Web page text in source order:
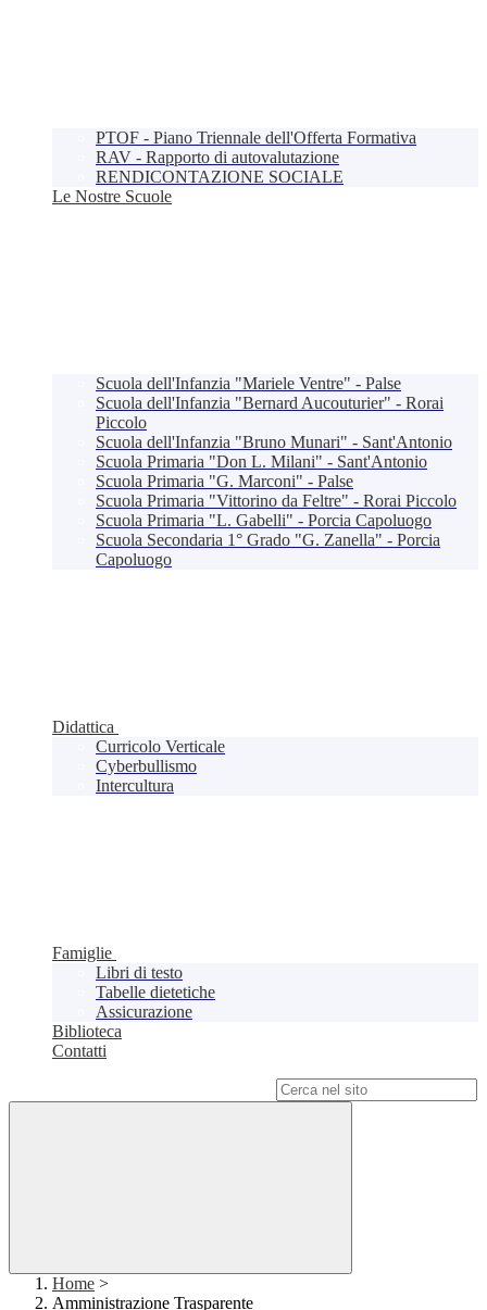
PTOF - Piano Triennale dell'Offerta Formativa
RAV - Rapporto di autovalutazione
RENDICONTAZIONE SOCIALE
Le Nostre Scuole
Scuola dell'Infanzia "Mariele Ventre" - Palse
Scuola dell'Infanzia "Bernard Aucouturier" - Rorai
Piccolo
Scuola dell'Infanzia "Bruno Munari" - Sant'Antonio
Scuola Primaria "Don L. Milani" - Sant'Antonio
Scuola Primaria "G. Marconi" - Palse
Scuola Primaria "Vittorino da Feltre" - Rorai Piccolo
Scuola Primaria "L. Gabelli" - Porcia Capoluogo
Scuola Secondaria 1° Grado "G. Zanella" - Porcia
Capoluogo
Didattica
Curricolo Verticale
Cyberbullismo
Intercultura
Famiglie
Libri di testo
Tabelle dietetiche
Assicurazione
Biblioteca
Contatti
Home >
Amministrazione Trasparente